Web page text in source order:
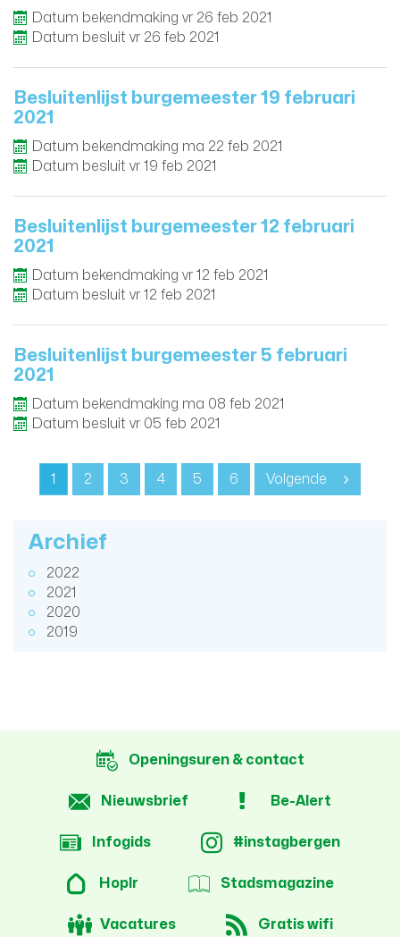
Datum bekendmaking vr 26 feb 2021
Datum besluit vr 26 feb 2021
Besluitenlijst burgemeester 19 februari
2021
Datum bekendmaking ma 22 feb 2021
Datum besluit vr 19 feb 2021
Besluitenlijst burgemeester 12 februari
2021
Datum bekendmaking vr 12 feb 2021
Datum besluit vr 12 feb 2021
Besluitenlijst burgemeester 5 februari
2021
Datum bekendmaking ma 08 feb 2021
Datum besluit vr 05 feb 2021
1 2 3 4 5 6 Volgende
Archief
2022
2021
2020
2019
Openingsuren & contact
Nieuwsbrief Be-Alert
Infogids #instagbergen
Hoplr Stadsmagazine
Vacatures Gratis wifi